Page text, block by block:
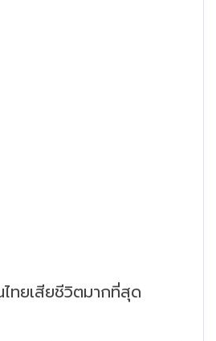
ไทยเสียชีวิตมากที่สุด